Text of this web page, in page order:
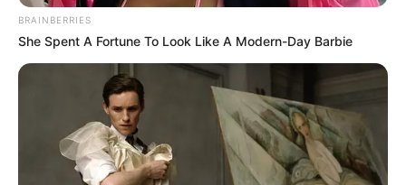
Samuel ?
Violette craque après
son parloir avec
Charles
BRAINBERRIES
She Spent A Fortune To Look Like A Modern-Day Barbie